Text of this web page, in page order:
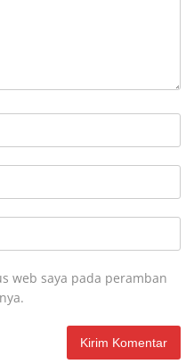
web saya pada peramban